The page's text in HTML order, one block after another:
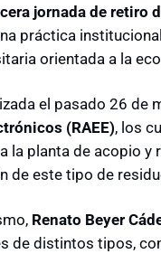
jornada de retiro
práctica
orientada a la
el pasado 26 de
(RAEE), los
la planta de acopio y
de este tipo de
Renato Beyer
de distintos tipos,